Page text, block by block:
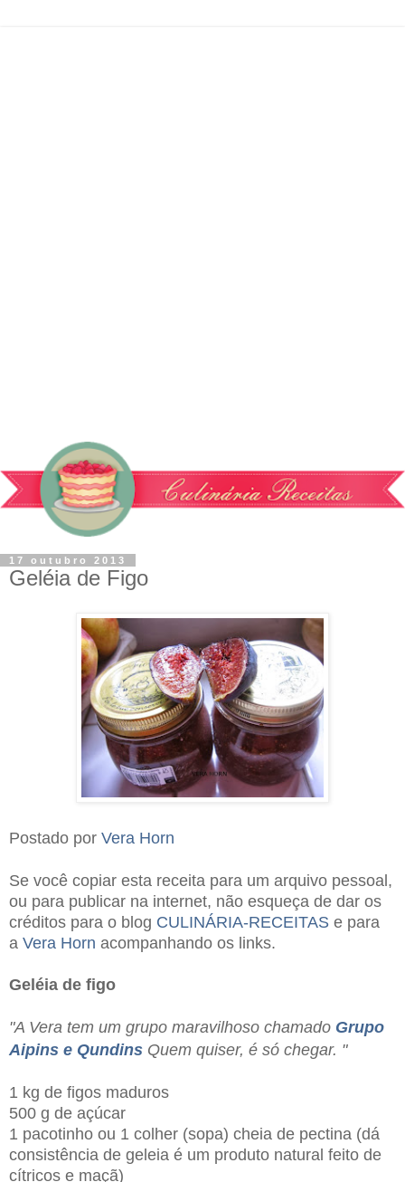
17 outubro 2013
Geléia de Figo
Postado por Vera Horn
Se você copiar esta receita para um arquivo pessoal,
ou para publicar na internet, não esqueça de dar os
créditos para o blog CULINÁRIA-RECEITAS e para
a Vera Horn acompanhando os links.
Geléia de figo
"A Vera tem um grupo maravilhoso chamado Grupo
Aipins e Qundins Quem quiser, é só chegar. "
1 kg de figos maduros
500 g de açúcar
1 pacotinho ou 1 colher (sopa) cheia de pectina (dá
consistência de geleia é um produto natural feito de
cítricos e maçã)